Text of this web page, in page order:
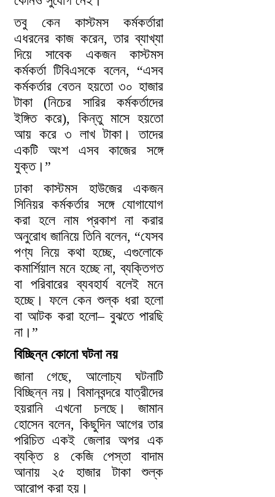
তবু কেন কাস্টমস কর্মকর্তারা
এধরনের কাজ করেন, তার ব্যাখ্যা
দিয়ে সাবেক একজন কাস্টমস
কর্মকর্তা টিবিএসকে বলেন, “এসব
কর্মকর্তার বেতন হয়তো ৩০ হাজার
টাকা (নিচের সারির কর্মকর্তাদের
ইঙ্গিত করে), কিন্তু মাসে হয়তো
আয় করে ৩ লাখ টাকা। তাদের
একটি অংশ এসব কাজের সঙ্গে
যুক্ত।”
ঢাকা কাস্টমস হাউজের একজন
সিনিয়র কর্মকর্তার সঙ্গে যোগাযোগ
করা হলে নাম প্রকাশ না করার
অনুরোধ জানিয়ে তিনি বলেন, “যেসব
পণ্য নিয়ে কথা হচ্ছে, এগুলোকে
কমার্শিয়াল মনে হচ্ছে না, ব্যক্তিগত
বা পরিবারের ব্যবহার্য বলেই মনে
হচ্ছে। ফলে কেন শুল্ক ধরা হলো
বা আটক করা হলো– বুঝতে পারছি
না।”
বিচ্ছিন্ন কোনো ঘটনা নয়
জানা গেছে, আলোচ্য ঘটনাটি
বিচ্ছিন্ন নয়। বিমানবন্দরে যাত্রীদের
হয়রানি এখনো চলছে। জামান
হোসেন বলেন, কিছুদিন আগের তার
পরিচিত একই জেলার অপর এক
ব্যক্তি ৪ কেজি পেস্তা বাদাম
আনায় ২৫ হাজার টাকা শুল্ক
আরোপ করা হয়।